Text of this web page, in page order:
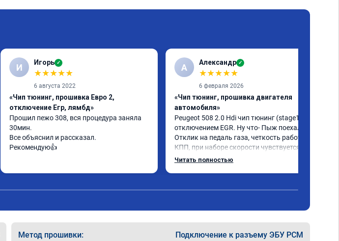
И Игорь ✓
★★★★★
6 августа 2022
«Чип тюнинг, прошивка Евро 2,
отключение Егр, лямбд»
Прошил пежо 308, вся процедура заняла
30мин.
Все объяснил и рассказал.
Рекомендую👍
А Александр ✓
★★★★★
6 февраля 2026
«Чип тюнинг, прошивка двигателя
автомобиля»
Peugeot 508 2.0 Hdi чип тюнинг (stage1) с
отключением EGR. Ну что- Пыж поехал!
Отклик на педаль газа, четкость работы
КПП, при наборе скорости чувствуется
солидный запас мощности. Ребята
Читать полностью
Метод прошивки: Подключение к разъему ЭБУ PCM